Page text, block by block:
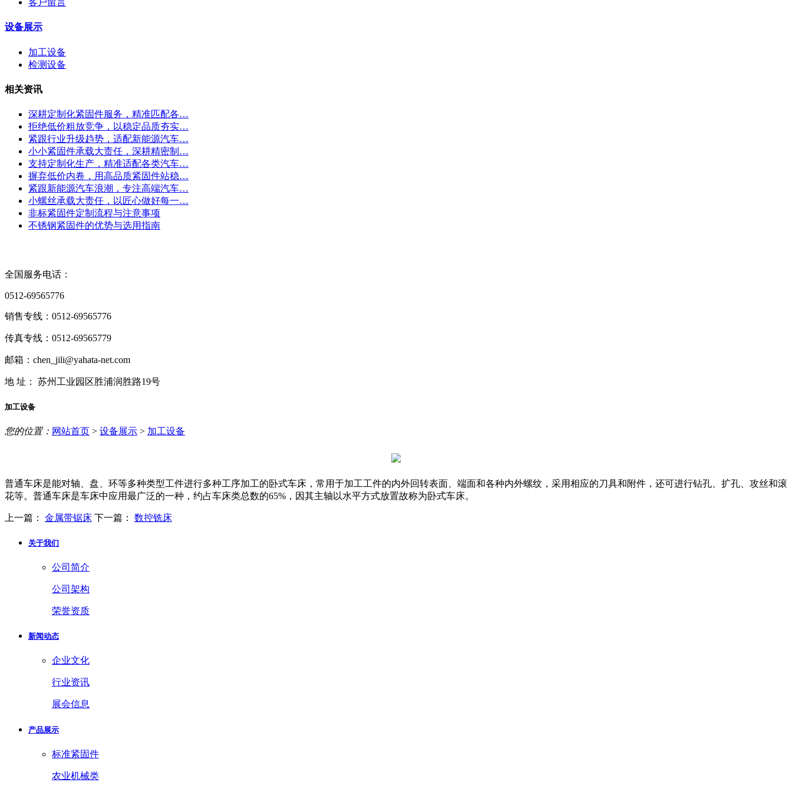
客户留言
设备展示
加工设备
检测设备
相关资讯
深耕定制化紧固件服务，精准匹配各…
拒绝低价粗放竞争，以稳定品质夯实…
紧跟行业升级趋势，适配新能源汽车…
小小紧固件承载大责任，深耕精密制…
支持定制化生产，精准适配各类汽车…
摒弃低价内卷，用高品质紧固件站稳…
紧跟新能源汽车浪潮，专注高端汽车…
小螺丝承载大责任，以匠心做好每一…
非标紧固件定制流程与注意事项
不锈钢紧固件的优势与选用指南
全国服务电话：
0512-69565776
销售专线：0512-69565776
传真专线：0512-69565779
邮箱：chen_jili@yahata-net.com
地 址： 苏州工业园区胜浦润胜路19号
加工设备
您的位置： 网站首页 > 设备展示 > 加工设备
普通车床是能对轴、盘、环等多种类型工件进行多种工序加工的卧式车床，常用于加工工件的内外回转表面、端面和各种内外螺纹，采用相应的刀具和附件，还可进行钻孔、扩孔、攻丝和滚
花等。普通车床是车床中应用最广泛的一种，约占车床类总数的65%，因其主轴以水平方式放置故称为卧式车床。
上一篇： 金属带锯床 下一篇： 数控铣床
关于我们
公司简介
公司架构
荣誉资质
新闻动态
企业文化
行业资讯
展会信息
产品展示
标准紧固件
农业机械类